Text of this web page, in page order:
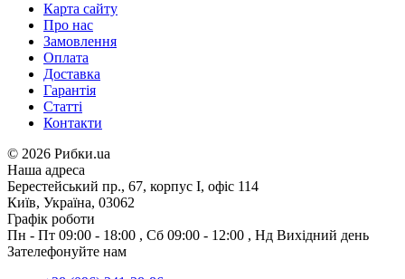
Карта сайту
Про нас
Замовлення
Оплата
Доставка
Гарантія
Статті
Контакти
© 2026 Рибки.ua
Наша адреса
Берестейський пр., 67, корпус І, офіс 114
Київ, Україна, 03062
Графік роботи
Пн - Пт 09:00 - 18:00 , Сб 09:00 - 12:00 , Нд Вихідний день
Зателефонуйте нам